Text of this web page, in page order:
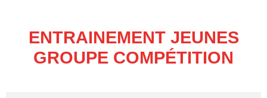
ENTRAINEMENT JEUNES
GROUPE COMPÉTITION